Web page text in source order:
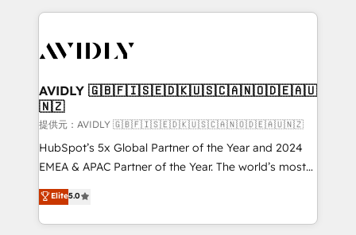
digital agency and an integrator. With over 115
CRM and webdesign (We focus on EMEA - USA
AVIDLY 🇬🇧🇫🇮🇸🇪🇩🇰🇺🇸🇨🇦🇳🇴🇩🇪🇦🇺
🇳🇿
提供元：AVIDLY 🇬🇧🇫🇮🇸🇪🇩🇰🇺🇸🇨🇦🇳🇴🇩🇪🇦🇺🇳🇿
HubSpot’s 5x Global Partner of the Year and 2024
EMEA & APAC Partner of the Year. The world’s most
experienced and fully accredited HubSpot Solutions
Partner. 🚀 With 2,750+ HubSpot projects delivered
and 370+ specialists across EMEA, APAC and NAM,
Elite5.0